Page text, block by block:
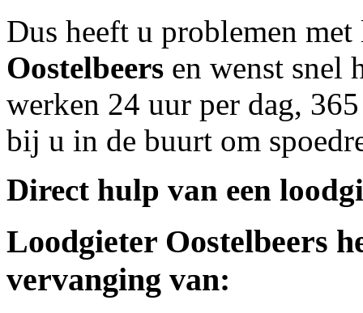
Dus heeft u problemen
Oostelbeers en wenst snel
werken 24 uur per dag,
bij u in de buurt om
Direct hulp van een
Loodgieter Oostelbeers
vervanging van: